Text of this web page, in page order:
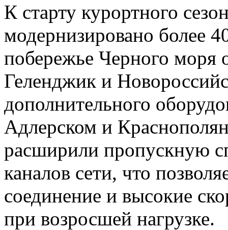
К старту курортного
модернизировано более
побережье Черного
Геленджик и
дополнительного
Адлерском и
расширили пропускную
каналов сети, что
соединение и высокие
при возросшей нагрузке.